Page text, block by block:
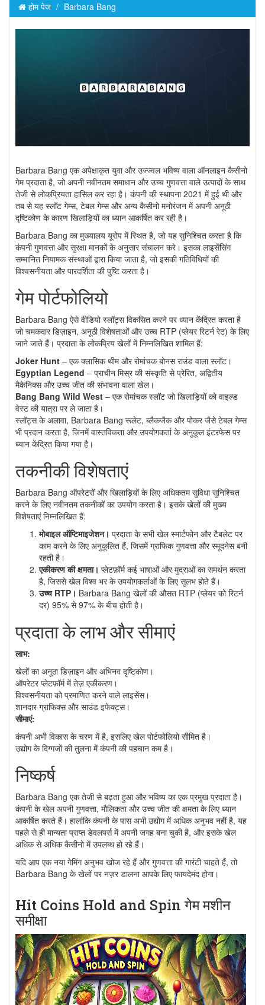
होम पेज Barbara Bang
Barbara Bang एक अपेक्षाकृत युवा और उज्ज्वल भविष्य वाला ऑनलाइन कैसीनो
गेम प्रदाता है, जो अपनी नवीनतम समाधान और उच्च गुणवत्ता वाले उत्पादों के साथ
तेजी से लोकप्रियता हासिल कर रहा है। कंपनी की स्थापना 2021 में हुई थी और
तब से यह स्लॉट गेम्स, टेबल गेम्स और अन्य कैसीनो मनोरंजन में अपनी अनूठी
दृष्टिकोण के कारण खिलाड़ियों का ध्यान आकर्षित कर रही है।
Barbara Bang का मुख्यालय यूरोप में स्थित है, जो यह सुनिश्चित करता है कि
कंपनी गुणवत्ता और सुरक्षा मानकों के अनुसार संचालन करे। इसका लाइसेंसिंग
सम्मानित नियामक संस्थाओं द्वारा किया जाता है, जो इसकी गतिविधियों की
विश्वसनीयता और पारदर्शिता की पुष्टि करता है।
गेम पोर्टफोलियो
Barbara Bang ऐसे वीडियो स्लॉट्स विकसित करने पर ध्यान केंद्रित करता है
जो चमकदार डिज़ाइन, अनूठी विशेषताओं और उच्च RTP (प्लेयर रिटर्न रेट) के लिए
जाने जाते हैं। प्रदाता के लोकप्रिय खेलों में निम्नलिखित शामिल हैं:
Joker Hunt – एक क्लासिक थीम और रोमांचक बोनस राउंड वाला स्लॉट।
Egyptian Legend – प्राचीन मिस्र की संस्कृति से प्रेरित, अद्वितीय
मैकेनिक्स और उच्च जीत की संभावना वाला खेल।
Bang Bang Wild West – एक रोमांचक स्लॉट जो खिलाड़ियों को वाइल्ड
वेस्ट की यात्रा पर ले जाता है।
स्लॉट्स के अलावा, Barbara Bang रूलेट, ब्लैकजैक और पोकर जैसे टेबल गेम्स
भी प्रदान करता है, जिनमें वास्तविकता और उपयोगकर्ता के अनुकूल इंटरफेस पर
ध्यान केंद्रित किया गया है।
तकनीकी विशेषताएं
Barbara Bang ऑपरेटरों और खिलाड़ियों के लिए अधिकतम सुविधा सुनिश्चित
करने के लिए नवीनतम तकनीकों का उपयोग करता है। इसके खेलों की मुख्य
विशेषताएं निम्नलिखित हैं:
मोबाइल ऑप्टिमाइजेशन। प्रदाता के सभी खेल स्मार्टफोन और टैबलेट पर
काम करने के लिए अनुकूलित हैं, जिसमें ग्राफिक गुणवत्ता और स्मूदनेस बनी
रहती है।
एकीकरण की क्षमता। प्लेटफ़ॉर्म कई भाषाओं और मुद्राओं का समर्थन करता
है, जिससे खेल विश्व भर के उपयोगकर्ताओं के लिए सुलभ होते हैं।
उच्च RTP। Barbara Bang खेलों की औसत RTP (प्लेयर को रिटर्न
दर) 95% से 97% के बीच होती है।
प्रदाता के लाभ और सीमाएं
लाभ:
खेलों का अनूठा डिज़ाइन और अभिनव दृष्टिकोण।
ऑपरेटर प्लेटफ़ॉर्म में तेज़ एकीकरण।
विश्वसनीयता को प्रमाणित करने वाले लाइसेंस।
शानदार ग्राफिक्स और साउंड इफेक्ट्स।
सीमाएं:
कंपनी अभी विकास के चरण में है, इसलिए खेल पोर्टफोलियो सीमित है।
उद्योग के दिग्गजों की तुलना में कंपनी की पहचान कम है।
निष्कर्ष
Barbara Bang एक तेजी से बढ़ता हुआ और भविष्य का एक प्रमुख प्रदाता है।
कंपनी के खेल अपनी गुणवत्ता, मौलिकता और उच्च जीत की क्षमता के लिए ध्यान
आकर्षित करते हैं। हालांकि कंपनी के पास अभी उद्योग में अधिक अनुभव नहीं है, यह
पहले से ही मान्यता प्राप्त डेवलपर्स में अपनी जगह बना चुकी है, और इसके खेल
अधिक से अधिक कैसीनो में उपलब्ध हो रहे हैं।
यदि आप एक नया गेमिंग अनुभव खोज रहे हैं और गुणवत्ता की गारंटी चाहते हैं, तो
Barbara Bang के खेलों पर नज़र डालना आपके लिए फायदेमंद होगा।
Hit Coins Hold and Spin गेम मशीन
समीक्षा